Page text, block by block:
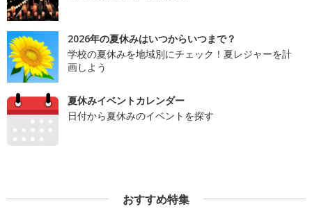
2026年の夏休みはいつからいつまで？
学校の夏休みを地域別にチェック！夏レジャーを計
画しよう
夏休みイベントカレンダー
日付から夏休みのイベントを探す
おすすめ特集